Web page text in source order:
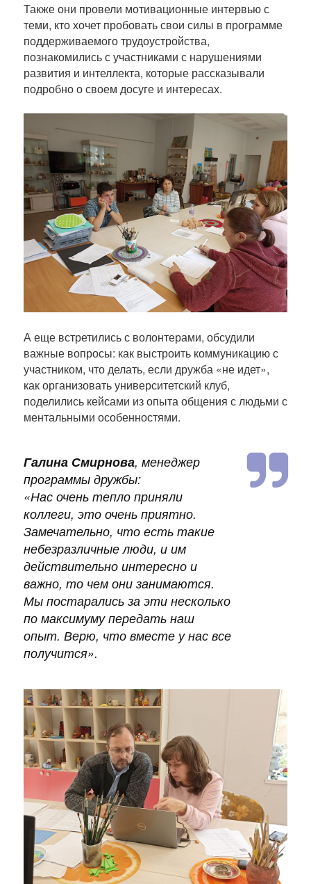
Также они провели мотивационные интервью с
теми, кто хочет пробовать свои силы в программе
поддерживаемого трудоустройства,
познакомились с участниками с нарушениями
развития и интеллекта, которые рассказывали
подробно о своем досуге и интересах.
А еще встретились с волонтерами, обсудили
важные вопросы: как выстроить коммуникацию с
участником, что делать, если дружба «не идет»,
как организовать университетский клуб,
поделились кейсами из опыта общения с людьми с
ментальными особенностями.
Галина Смирнова, менеджер
программы дружбы:
«Нас очень тепло приняли
коллеги, это очень приятно.
Замечательно, что есть такие
небезразличные люди, и им
действительно интересно и
важно, то чем они занимаются.
Мы постарались за эти несколько
по максимуму передать наш
опыт. Верю, что вместе у нас все
получится».